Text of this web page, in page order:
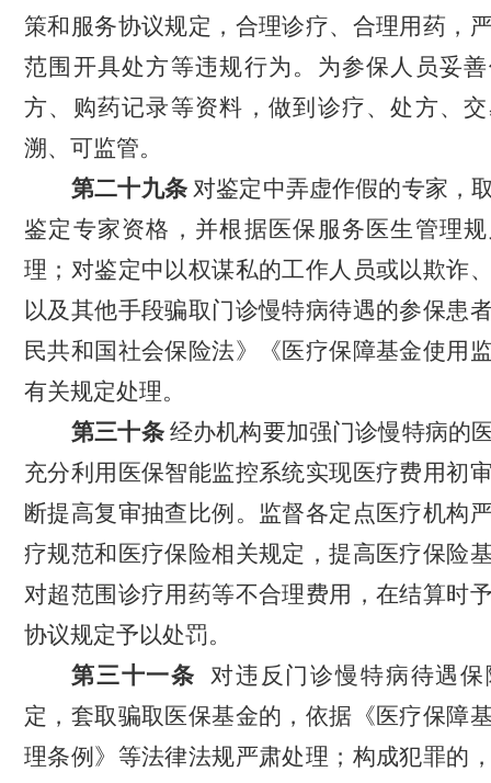
策和服务协议规定，合理诊疗、合理用药，
范围开具处方等违规行为。为参保人员妥
方、购药记录等资料，做到诊疗、处方、
溯、可监管。
第二十九条 对鉴定中弄虚作假的专家，
鉴定专家资格，并根据医保服务医生管理
理；对鉴定中以权谋私的工作人员或以欺诈
以及其他手段骗取门诊慢特病待遇的参保患
民共和国社会保险法》《医疗保障基金使用
有关规定处理。
第三十条 经办机构要加强门诊慢特病的
充分利用医保智能监控系统实现医疗费用初
断提高复审抽查比例。 监督各定点医疗机构
疗规范和医疗保险相关规定，提高医疗保险
对超范围诊疗用药等不合理费用，在结算时
协议规定予以处罚。
第三十一条 对违反 门诊慢特病待遇
定，套取骗取医保基金的，依据《医疗保障
理条例》等法律法规严肃处理；构成犯罪的